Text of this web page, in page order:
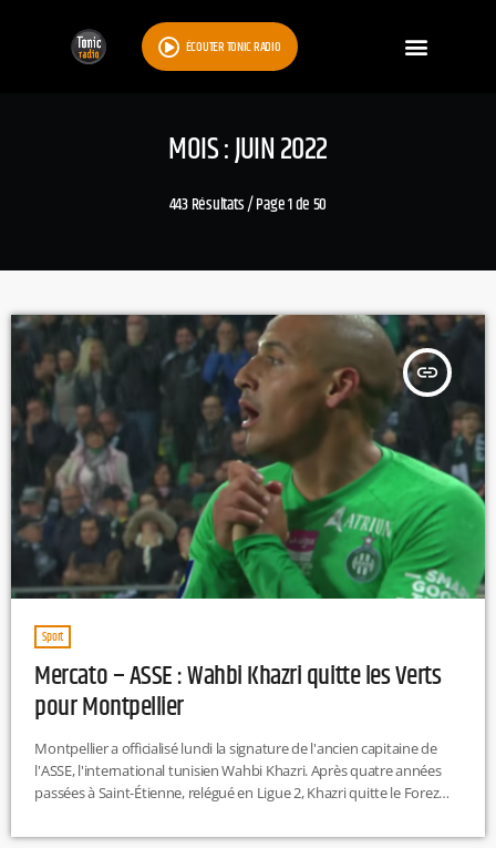
ÉCOUTER TONIC RADIO
MOIS : JUIN 2022
443 Résultats / Page 1 de 50
insert_link
Sport
Mercato – ASSE : Wahbi Khazri quitte les Verts
pour Montpellier
Montpellier a officialisé lundi la signature de l'ancien capitaine de
l'ASSE, l'international tunisien Wahbi Khazri. Après quatre années
passées à Saint-Étienne, relégué en Ligue 2, Khazri quitte le Forez
numéro 99 au MHSC, son cinquième club en Ligue 1, après Bastia,